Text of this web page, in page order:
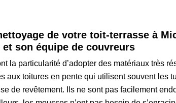
de votre toit-terrasse à
et son équipe de couvreurs
la particularité d’adopter des matériaux très
aux toitures en pente qui utilisent souvent les
de revêtement. Ils ne sont pas facilement